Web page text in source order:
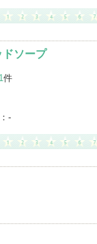
ドソープ
1件
-